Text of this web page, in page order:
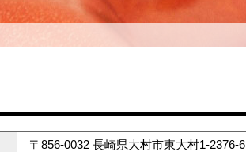
〒856-0032 長崎県大村市東大村1-2376-6